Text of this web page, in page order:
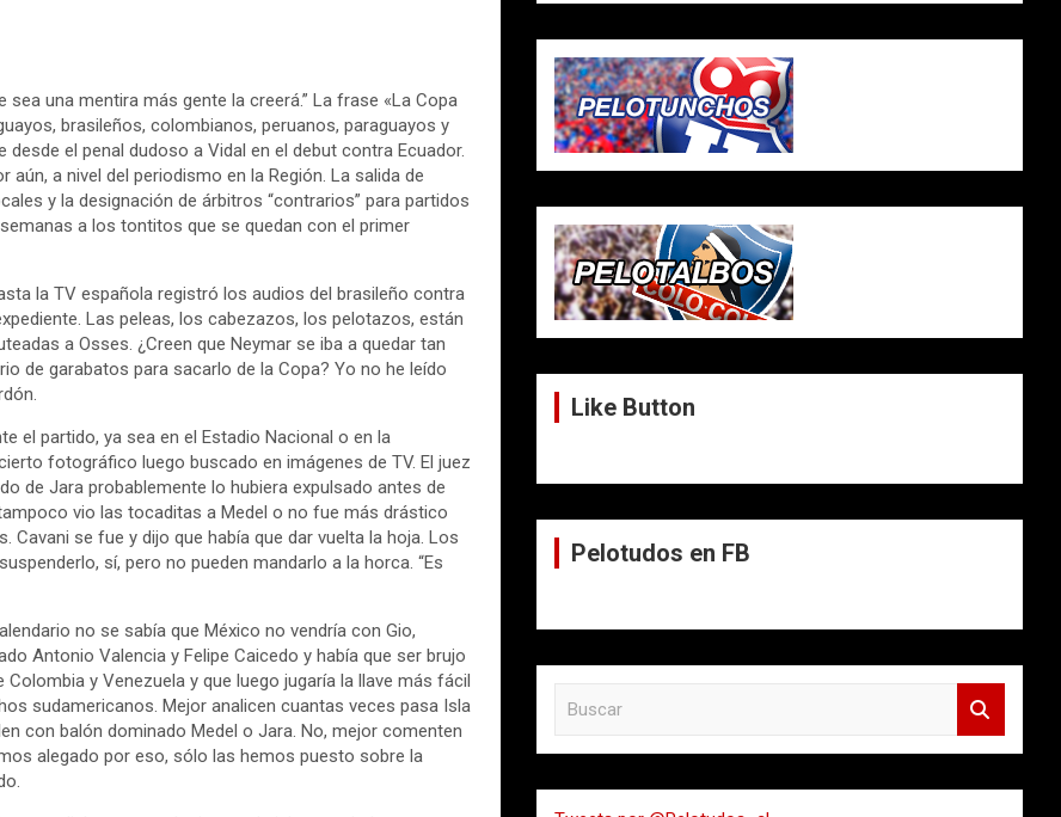
una mentira más gente la creerá.” La frase «La Copa
brasileños, colombianos, peruanos, paraguayos y
el penal dudoso a Vidal en el debut contra Ecuador.
a nivel del periodismo en la Región. La salida de
y la designación de árbitros “contrarios” para partidos
a los tontitos que se quedan con el primer
la TV española registró los audios del brasileño contra
Las peleas, los cabezazos, los pelotazos, están
a Osses. ¿Creen que Neymar se iba a quedar tan
de garabatos para sacarlo de la Copa? Yo no he leído
el partido, ya sea en el Estadio Nacional o en la
fotográfico luego buscado en imágenes de TV. El juez
de Jara probablemente lo hubiera expulsado antes de
vio las tocaditas a Medel o no fue más drástico
se fue y dijo que había que dar vuelta la hoja. Los
sí, pero no pueden mandarlo a la horca. “Es
no se sabía que México no vendría con Gio,
Antonio Valencia y Felipe Caicedo y había que ser brujo
y Venezuela y que luego jugaría la llave más fácil
sudamericanos. Mejor analicen cuantas veces pasa Isla
con balón dominado Medel o Jara. No, mejor comenten
alegado por eso, sólo las hemos puesto sobre la
Like Button
Pelotudos en FB
a